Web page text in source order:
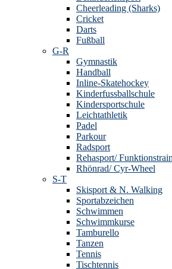
Cheerleading (Sharks)
Cricket
Darts
Fußball
G-R
Gymnastik
Handball
Inline-Skatehockey
Kinderfussballschule
Kindersportschule
Leichtathletik
Padel
Parkour
Radsport
Rehasport/
Rhönrad/ Cyr-Wheel
S-T
Skisport & N. Walking
Sportabzeichen
Schwimmen
Schwimmkurse
Tamburello
Tanzen
Tennis
Tischtennis